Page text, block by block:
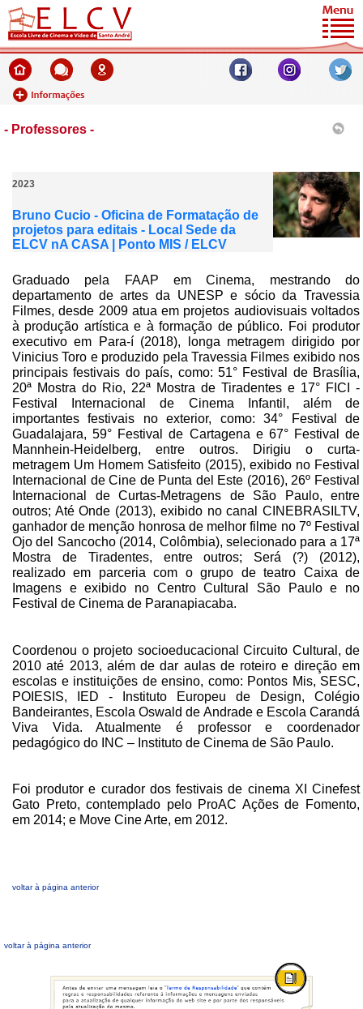
- Professores -
2023
Bruno Cucio - Oficina de Formatação de
projetos para editais - Local Sede da
ELCV nA CASA | Ponto MIS / ELCV
Graduado pela FAAP em Cinema, mestrando do
departamento de artes da UNESP e sócio da Travessia
Filmes, desde 2009 atua em projetos audiovisuais voltados
à produção artística e à formação de público. Foi produtor
executivo em Para-í (2018), longa metragem dirigido por
Vinicius Toro e produzido pela Travessia Filmes exibido nos
principais festivais do país, como: 51° Festival de Brasília,
20ª Mostra do Rio, 22ª Mostra de Tiradentes e 17° FICI -
Festival Internacional de Cinema Infantil, além de
importantes festivais no exterior, como: 34° Festival de
Guadalajara, 59° Festival de Cartagena e 67° Festival de
Mannhein-Heidelberg, entre outros. Dirigiu o curta-
metragem Um Homem Satisfeito (2015), exibido no Festival
Internacional de Cine de Punta del Este (2016), 26º Festival
Internacional de Curtas-Metragens de São Paulo, entre
outros; Até Onde (2013), exibido no canal CINEBRASILTV,
ganhador de menção honrosa de melhor filme no 7º Festival
Ojo del Sancocho (2014, Colômbia), selecionado para a 17ª
Mostra de Tiradentes, entre outros; Será (?) (2012),
realizado em parceria com o grupo de teatro Caixa de
Imagens e exibido no Centro Cultural São Paulo e no
Festival de Cinema de Paranapiacaba.
Coordenou o projeto socioeducacional Circuito Cultural, de
2010 até 2013, além de dar aulas de roteiro e direção em
escolas e instituições de ensino, como: Pontos Mis, SESC,
POIESIS, IED - Instituto Europeu de Design, Colégio
Bandeirantes, Escola Oswald de Andrade e Escola Carandá
Viva Vida. Atualmente é professor e coordenador
pedagógico do INC – Instituto de Cinema de São Paulo.
Foi produtor e curador dos festivais de cinema XI Cinefest
Gato Preto, contemplado pelo ProAC Ações de Fomento,
em 2014; e Move Cine Arte, em 2012.
voltar à página anterior
voltar à página anterior